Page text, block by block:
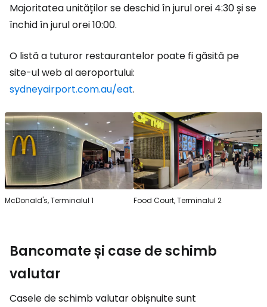
Majoritatea unităților se deschid în jurul orei 4:30 și se
închid în jurul orei 10:00.
O listă a tuturor restaurantelor poate fi găsită pe
site-ul web al aeroportului:
sydneyairport.com.au/eat.
McDonald's, Terminalul 1 Food Court, Terminalul 2
Bancomate și case de schimb
valutar
Casele de schimb valutar obișnuite sunt